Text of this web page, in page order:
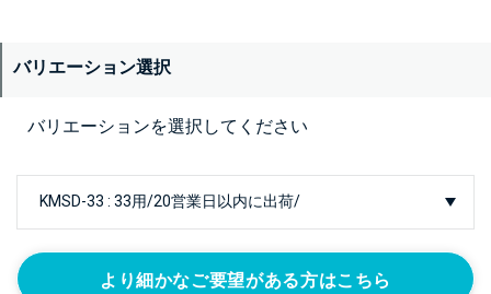
バリエーション選択
バリエーションを選択してください
より細かなご要望がある方はこちら